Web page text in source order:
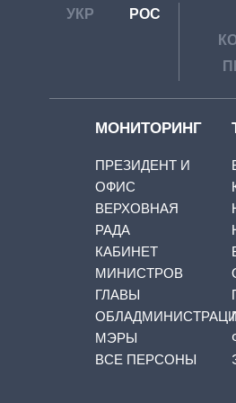
УКР РОС
МОНИТОРИНГ
ПРЕЗИДЕНТ И
ОФИС
ВЕРХОВНАЯ
РАДА
КАБИНЕТ
МИНИСТРОВ
ГЛАВЫ
МЭРЫ
ВСЕ ПЕРСОНЫ